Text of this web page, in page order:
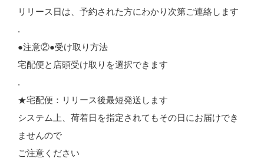
リリース日は、予約された方にわかり次第ご連絡します
.
●注意②●受け取り方法
宅配便と店頭受け取りを選択できます
.
★宅配便：リリース後最短発送します
システム上、荷着日を指定されてもその日にお届けでき
ませんので
ご注意ください